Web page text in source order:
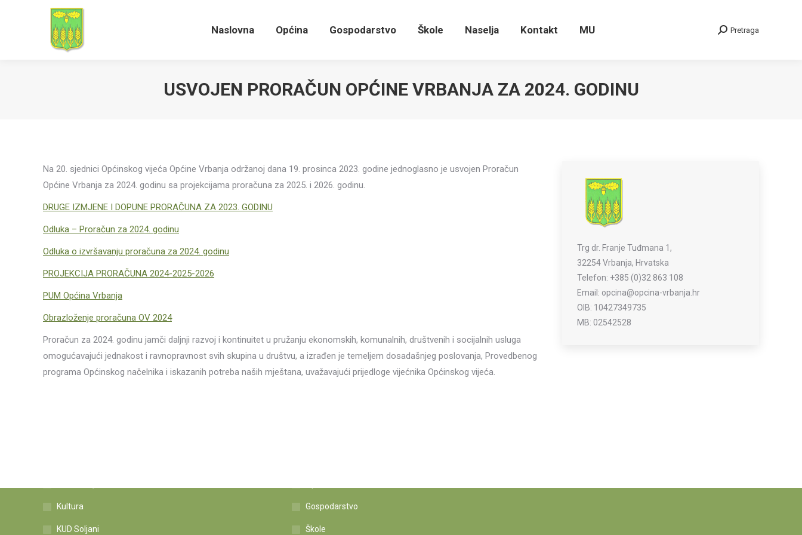
Naslovna Općina Gospodarstvo Škole Naselja Kontakt MU Search:
Pretraga
USVOJEN PRORAČUN OPĆINE VRBANJA ZA 2024. GODINU
Na 20. sjednici Općinskog vijeća Općine Vrbanja održanoj dana 19. prosinca 2023. godine jednoglasno je usvojen Proračun
Općine Vrbanja za 2024. godinu sa projekcijama proračuna za 2025. i 2026. godinu.
DRUGE IZMJENE I DOPUNE PRORAČUNA ZA 2023. GODINU
Odluka – Proračun za 2024. godinu
Odluka o izvršavanju proračuna za 2024. godinu
PROJEKCIJA PRORAČUNA 2024-2025-2026
PUM Općina Vrbanja
Obrazloženje proračuna OV 2024
Proračun za 2024. godinu jamči daljnji razvoj i kontinuitet u pružanju ekonomskih, komunalnih, društvenih i socijalnih usluga
omogućavajući jednakost i ravnopravnost svih skupina u društvu, a izrađen je temeljem dosadašnjeg poslovanja, Provedbenog
programa Općinskog načelnika i iskazanih potreba naših mještana, uvažavajući prijedloge vijećnika Općinskog vijeća.
Trg dr. Franje Tuđmana 1,
32254 Vrbanja, Hrvatska
Telefon: +385 (0)32 863 108
Email: opcina@opcina-vrbanja.hr
OIB: 10427349735
MB: 02542528
Kultura
KUD Soljani
Gospodarstvo
Škole
Naslovna Općina Gospodarstvo Škole Naselja Kontakt MU Search: